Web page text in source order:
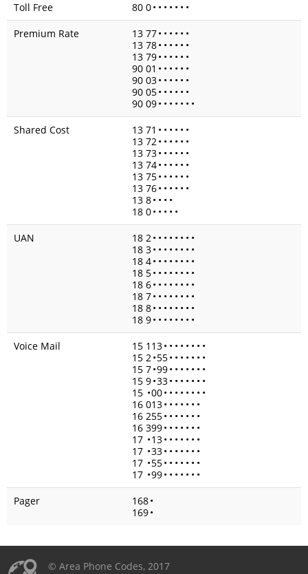
Toll Free
80 0• • • • • • •
Premium Rate
13 77• • • • • •
13 78• • • • • •
13 79• • • • • •
90 01 • • • • • •
90 03• • • • • •
90 05• • • • • •
90 09• • • • • • •
Shared Cost
13 71 • • • • • •
13 72• • • • • •
13 73• • • • • •
13 74• • • • • •
13 75• • • • • •
13 76• • • • • •
13 8• • • •
18 0• • • • •
UAN
18 2• • • • • • • •
18 3• • • • • • • •
18 4• • • • • • • •
18 5• • • • • • • •
18 6• • • • • • • •
18 7• • • • • • • •
18 8• • • • • • • •
18 9• • • • • • • •
Voice Mail
15 113• • • • • • • •
15 2•55• • • • • • •
15 7•99• • • • • • •
15 9•33• • • • • • •
15 •00• • • • • • • •
16 013• • • • • • •
16 255• • • • • • •
16 399• • • • • • •
17 •13• • • • • • •
17 •33• • • • • • •
17 •55• • • • • • •
17 •99• • • • • • •
Pager
168•
169•
© Area Phone Codes, 2017